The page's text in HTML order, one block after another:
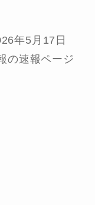
年5月17日
の速報ページ